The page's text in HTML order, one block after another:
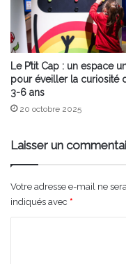
Le P’tit Cap : un espace
pour éveiller la curiosité
3-6 ans
20 octobre 2025
Laisser un
Votre adresse e-mail ne
indiqués avec *